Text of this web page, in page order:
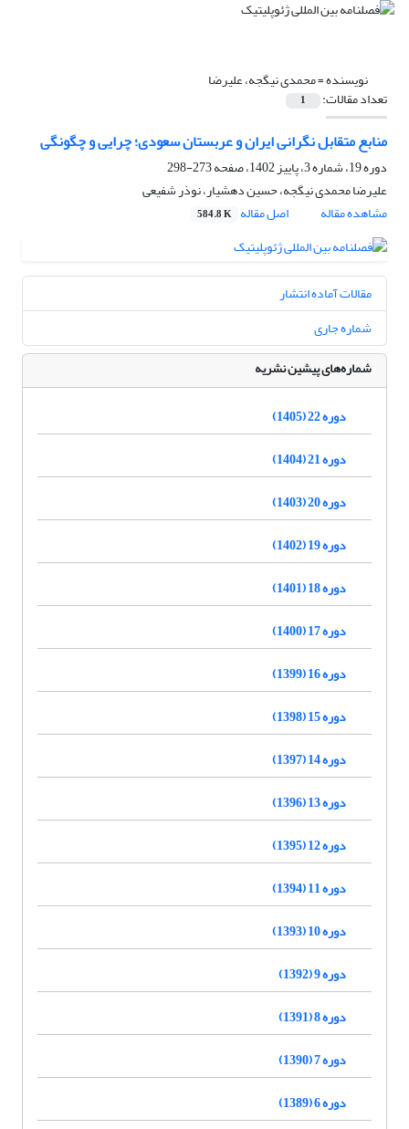
نویسنده =محمدی نیگجه، علیرضا
تعداد مقالات: 1
منابع متقابل نگرانی ایران و عربستان سعودی؛ چرایی و چگونگی
دوره 19، شماره 3، پاییز 1402، صفحه
273-298
علیرضا محمدی نیگجه، حسین دهشیار، نوذر شفیعی
مشاهده مقاله
اصل مقاله 584.8 K
مقالات آماده انتشار
شماره جاری
شماره‌های پیشین نشریه
دوره 22 (1405)
دوره 21 (1404)
دوره 20 (1403)
دوره 19 (1402)
دوره 18 (1401)
دوره 17 (1400)
دوره 16 (1399)
دوره 15 (1398)
دوره 14 (1397)
دوره 13 (1396)
دوره 12 (1395)
دوره 11 (1394)
دوره 10 (1393)
دوره 9 (1392)
دوره 8 (1391)
دوره 7 (1390)
دوره 6 (1389)